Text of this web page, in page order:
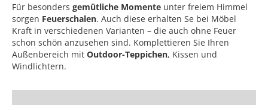
Für besonders gemütliche Momente unter freiem Himmel
sorgen Feuerschalen. Auch diese erhalten Se bei Möbel
Kraft in verschiedenen Varianten – die auch ohne Feuer
schon schön anzusehen sind. Komplettieren Sie Ihren
Außenbereich mit Outdoor-Teppichen, Kissen und
Windlichtern.